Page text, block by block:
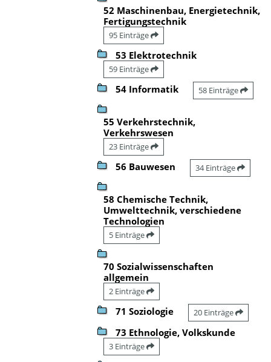
52 Maschinenbau, Energietechnik,
Fertigungstechnik
95 Einträge
53 Elektrotechnik
59 Einträge
54 Informatik 58 Einträge
55 Verkehrstechnik,
Verkehrswesen
23 Einträge
56 Bauwesen 34 Einträge
58 Chemische Technik,
Umwelttechnik, verschiedene
Technologien
5 Einträge
70 Sozialwissenschaften
allgemein
2 Einträge
71 Soziologie 20 Einträge
73 Ethnologie, Volkskunde
3 Einträge